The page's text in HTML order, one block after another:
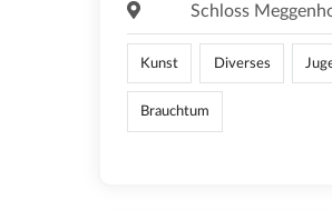
Schloss
Kunst Diverses
Brauchtum